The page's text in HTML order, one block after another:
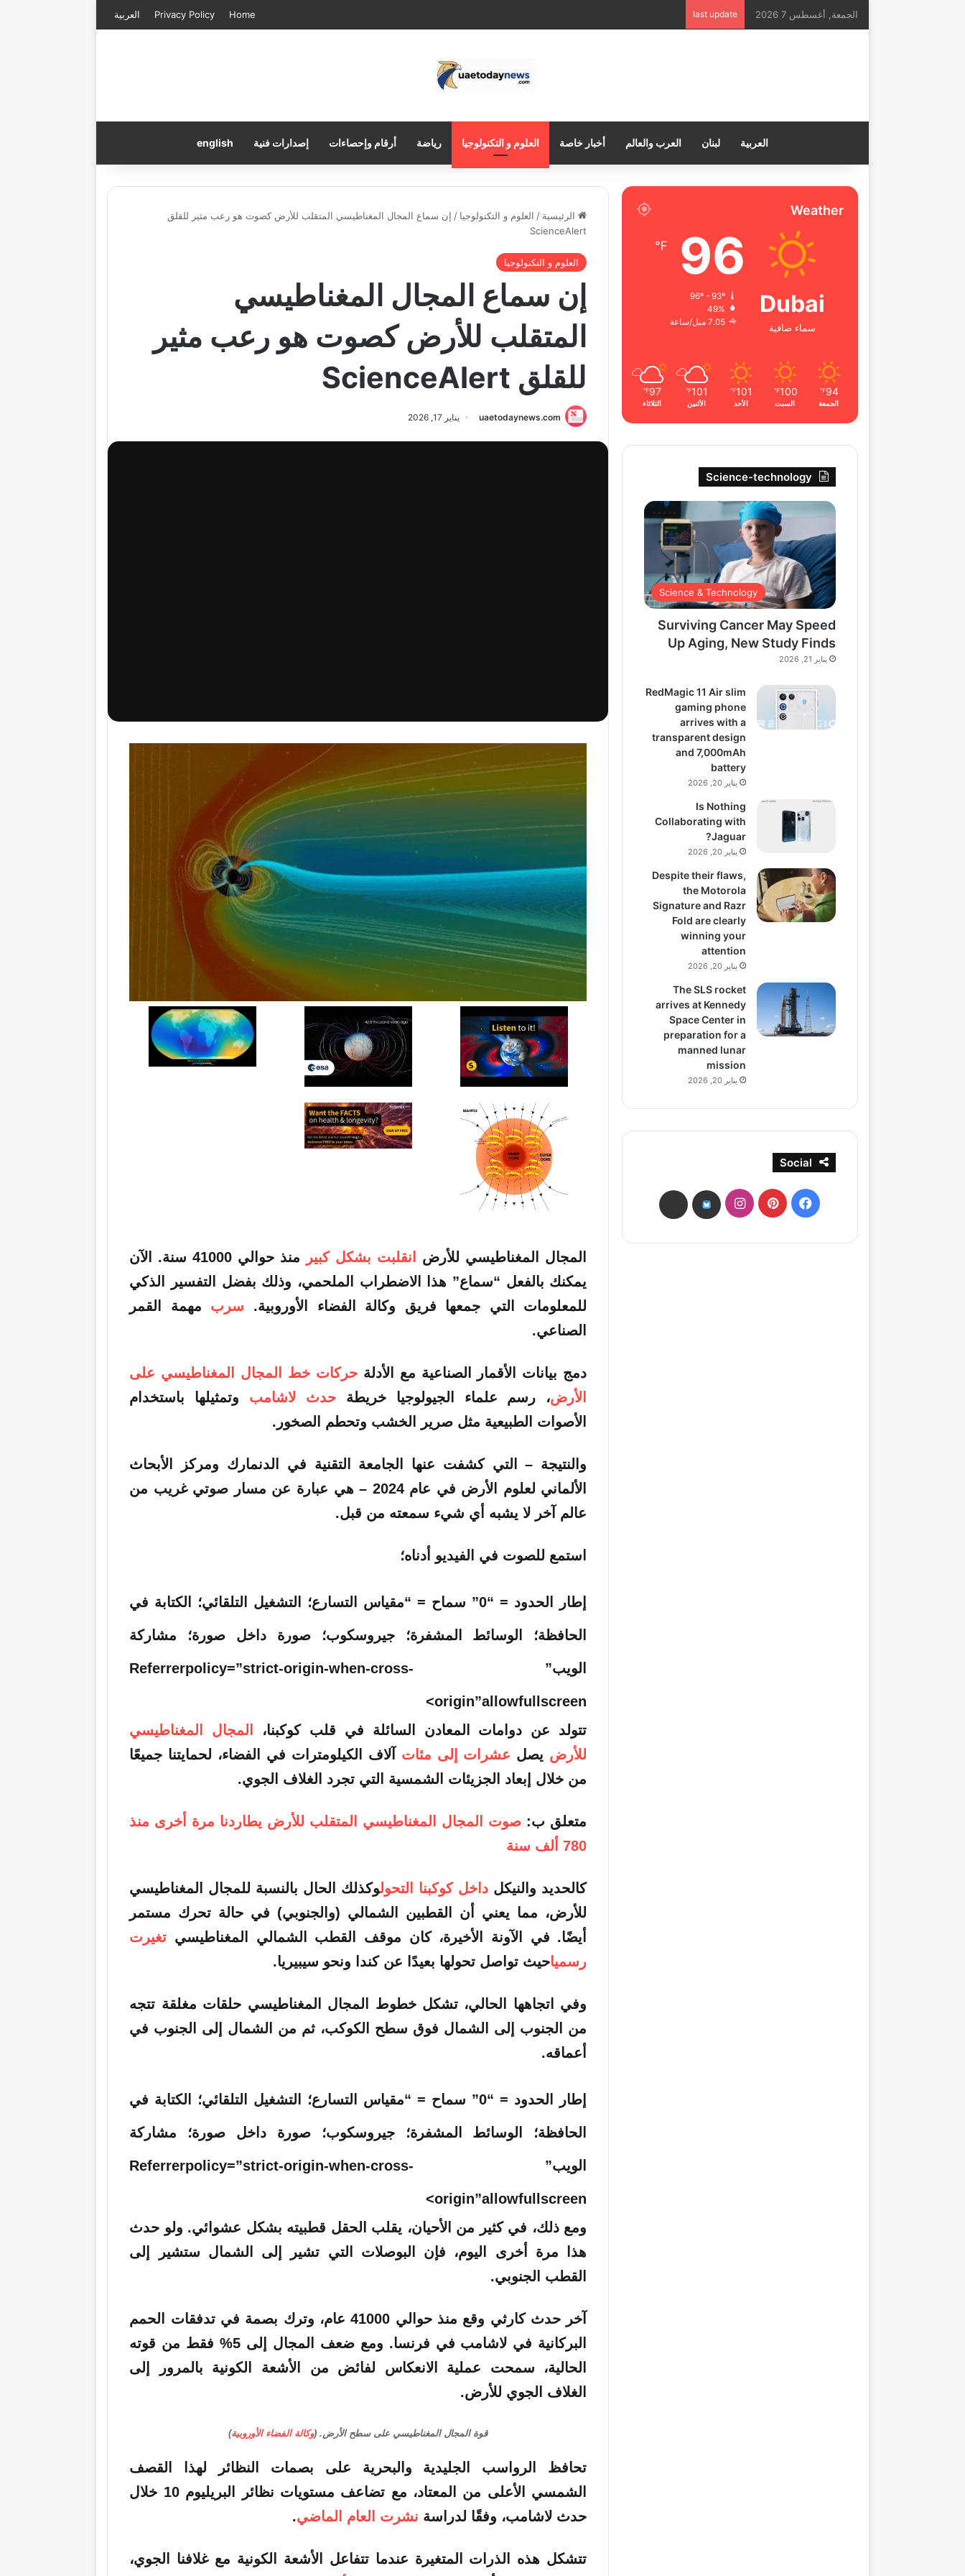
الجمعة, أغسطس 7 2026 last update
Home
Privacy Policy العربية
العربية لبنان العرب والعالم أخبار خاصة العلوم و التكنولوجيا رياضة أرقام وإحصاءات إصدارات فنية english
الرئيسية / العلوم و التكنولوجيا / إن سماع المجال المغناطيسي المتقلب للأرض كصوت هو رعب مثير للقلق
ScienceAlert
العلوم و التكنولوجيا
إن سماع المجال المغناطيسي
المتقلب للأرض كصوت هو رعب مثير
للقلق ScienceAlert
uaetodaynews.com يناير 17, 2026
المجال المغناطيسي للأرض انقلبت بشكل كبير
منذ حوالي 41000 سنة. الآن
يمكنك بالفعل “سماع” هذا الاضطراب الملحمي، وذلك بفضل التفسير الذكي
للمعلومات التي جمعها فريق وكالة الفضاء الأوروبية. سرب مهمة القمر
الصناعي.
دمج بيانات الأقمار الصناعية مع الأدلةحركات خط المجال المغناطيسي على
الأرض، رسم علماء الجيولوجيا خريطةحدث لاشامب وتمثيلها باستخدام
الأصوات الطبيعية مثل صرير الخشب وتحطم الصخور.
والنتيجة – التي كشفت عنها الجامعة التقنية في الدنمارك ومركز الأبحاث
الألماني لعلوم الأرض في عام 2024 – هي عبارة عن مسار صوتي غريب من
عالم آخر لا يشبه أي شيء سمعته من قبل.
استمع للصوت في الفيديو أدناه؛
إطار الحدود = “0” سماح = “مقياس التسارع؛ التشغيل التلقائي؛ الكتابة في
الحافظة؛ الوسائط المشفرة؛ جيروسكوب؛ صورة داخل صورة؛ مشاركة
الويب” Referrerpolicy=”strict-origin-when-cross-
origin”allowfullscreen>
تتولد عن دوامات المعادن السائلة في قلب كوكبنا،
المجال المغناطيسي
للأرض يصل عشرات إلى مئات آلاف الكيلومترات في الفضاء، لحمايتنا جميعًا
من خلال إبعاد الجزيئات الشمسية التي تجرد الغلاف الجوي.
متعلق ب: صوت المجال المغناطيسي المتقلب للأرض يطاردنا مرة أخرى منذ
780 ألف سنة
كالحديد والنيكل داخل كوكبنا التحولوكذلك الحال بالنسبة للمجال المغناطيسي
للأرض، مما يعني أن القطبين الشمالي (والجنوبي) في حالة تحرك مستمر
أيضًا. في الآونة الأخيرة، كان موقف القطب الشمالي المغناطيسي تغيرت
رسمياحيث تواصل تحولها بعيدًا عن كندا ونحو سيبيريا.
وفي اتجاهها الحالي، تشكل خطوط المجال المغناطيسي حلقات مغلقة تتجه
من الجنوب إلى الشمال فوق سطح الكوكب، ثم من الشمال إلى الجنوب في
أعماقه.
إطار الحدود = “0” سماح = “مقياس التسارع؛ التشغيل التلقائي؛ الكتابة في
الحافظة؛ الوسائط المشفرة؛ جيروسكوب؛ صورة داخل صورة؛ مشاركة
الويب” Referrerpolicy=”strict-origin-when-cross-
origin”allowfullscreen>
ومع ذلك، في كثير من الأحيان، يقلب الحقل قطبيته بشكل عشوائي. ولو حدث
هذا مرة أخرى اليوم، فإن البوصلات التي تشير إلى الشمال ستشير إلى
القطب الجنوبي.
آخر حدث كارثي وقع منذ حوالي 41000 عام، وترك بصمة في تدفقات الحمم
البركانية في لاشامب في فرنسا. ومع ضعف المجال إلى 5% فقط من قوته
الحالية، سمحت عملية الانعكاس لفائض من الأشعة الكونية بالمرور إلى
الغلاف الجوي للأرض.
قوة المجال المغناطيسي على سطح الأرض. (وكالة الفضاء الأوروبية)
تحافظ الرواسب الجليدية والبحرية على بصمات النظائر لهذا القصف
الشمسي الأعلى من المعتاد، مع تضاعف مستويات نظائر البريليوم 10 خلال
حدث لاشامب، وفقًا لدراسة نشرت العام الماضي.
تتشكل هذه الذرات المتغيرة عندما تتفاعل الأشعة الكونية مع غلافنا الجوي،
Weather
Dubai
سماء صافية
96
℉
96º - 93º
49%
7.05 ميل/ساعة
94
℉
الجمعة
100
℉
السبت
101
℉
الأحد
101
℉
الأثنين
97
℉
الثلاثاء
Science-technology
Science & Technology
Surviving Cancer May Speed
Up Aging, New Study Finds
يناير 21, 2026
RedMagic 11 Air slim
gaming phone
arrives with a
transparent design
and 7,000mAh
battery
يناير 20, 2026
Is Nothing
Collaborating with
Jaguar?
يناير 20, 2026
Despite their flaws,
the Motorola
Signature and Razr
Fold are clearly
winning your
attention
يناير 20, 2026
The SLS rocket
arrives at Kennedy
Space Center in
preparation for a
manned lunar
mission
يناير 20, 2026
Social
فيسبوكبينتيريستانستقرامbsky
threads